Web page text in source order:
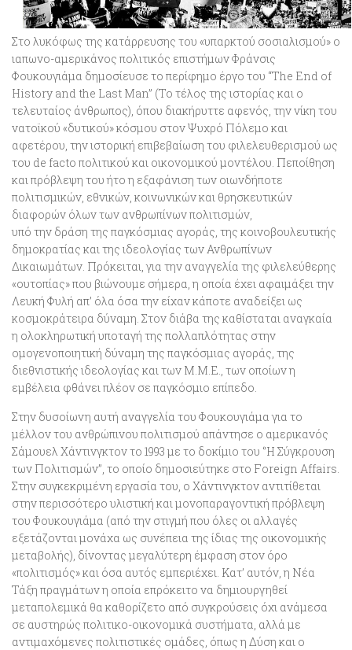
Στο λυκόφως της κατάρρευσης του «υπαρκτού σοσιαλισμού» ο
ιαπωνο-αμερικάνος πολιτικός επιστήμων Φράνσις
Φουκουγιάμα δημοσίευσε το περίφημο έργο του “The End of
History and the Last Man” (Το τέλος της ιστορίας και ο
τελευταίος άνθρωπος), όπου διακήρυττε αφενός, την νίκη του
νατοϊκού «δυτικού» κόσμου στον Ψυχρό Πόλεμο και
αφετέρου, την ιστορική επιβεβαίωση του φιλελευθερισμού ως
του de facto πολιτικού και οικονομικού μοντέλου. Πεποίθηση
και πρόβλεψη του ήτοη εξαφάνιση των οιωνδήποτε
πολιτισμικών, εθνικών, κοινωνικών και θρησκευτικών
διαφορών όλων των ανθρωπίνων πολιτισμών,
υπό την δράση της παγκόσμιας αγοράς, της κοινοβουλευτικής
δημοκρατίας και της ιδεολογίας των Ανθρωπίνων
Δικαιωμάτων. Πρόκειται, για την αναγγελία της φιλελεύθερης
«ουτοπίας» που βιώνουμε σήμερα, η οποία έχει αφαιμάξει την
Λευκή Φυλή απ’ όλα όσα την είχαν κάποτε αναδείξει ως
κοσμοκράτειρα δύναμη. Στον διάβα της καθίσταται αναγκαία
η ολοκληρωτική υποταγή της πολλαπλότητας στην
ομογενοποιητική δύναμη της παγκόσμιας αγοράς, της
διεθνιστικής ιδεολογίας και των Μ.Μ.Ε., των οποίων η
εμβέλεια φθάνει πλέον σε παγκόσμιο επίπεδο.
Στην δυσοίωνη αυτή αναγγελία του Φουκουγιάμα για το
μέλλον του ανθρώπινου πολιτισμού απάντησε ο αμερικανός
Σάμουελ Χάντινγκτον το 1993 με το δοκίμιο του ‘’Η Σύγκρουση
των Πολιτισμών’’, το οποίο δημοσιεύτηκε στο Foreign Affairs.
Στην συγκεκριμένη εργασία του, ο Χάντινγκτον αντιτίθεται
στην περισσότερο υλιστική και μονοπαραγοντική πρόβλεψη
του Φουκουγιάμα (από την στιγμή που όλες οι αλλαγές
εξετάζονται μονάχα ως συνέπεια της ίδιας της οικονομικής
μεταβολής), δίνοντας μεγαλύτερη έμφαση στον όρο
«πολιτισμός» και όσα αυτός εμπεριέχει. Κατ’ αυτόν,η Νέα
Τάξη πραγμάτων η οποία επρόκειτο να δημιουργηθεί
μεταπολεμικά θα καθορίζετο από συγκρούσεις όχι ανάμεσα
σε αυστηρώς πολιτικο-οικονομικά συστήματα, αλλά με
αντιμαχόμενες πολιτιστικές ομάδες, όπως η Δύση και ο